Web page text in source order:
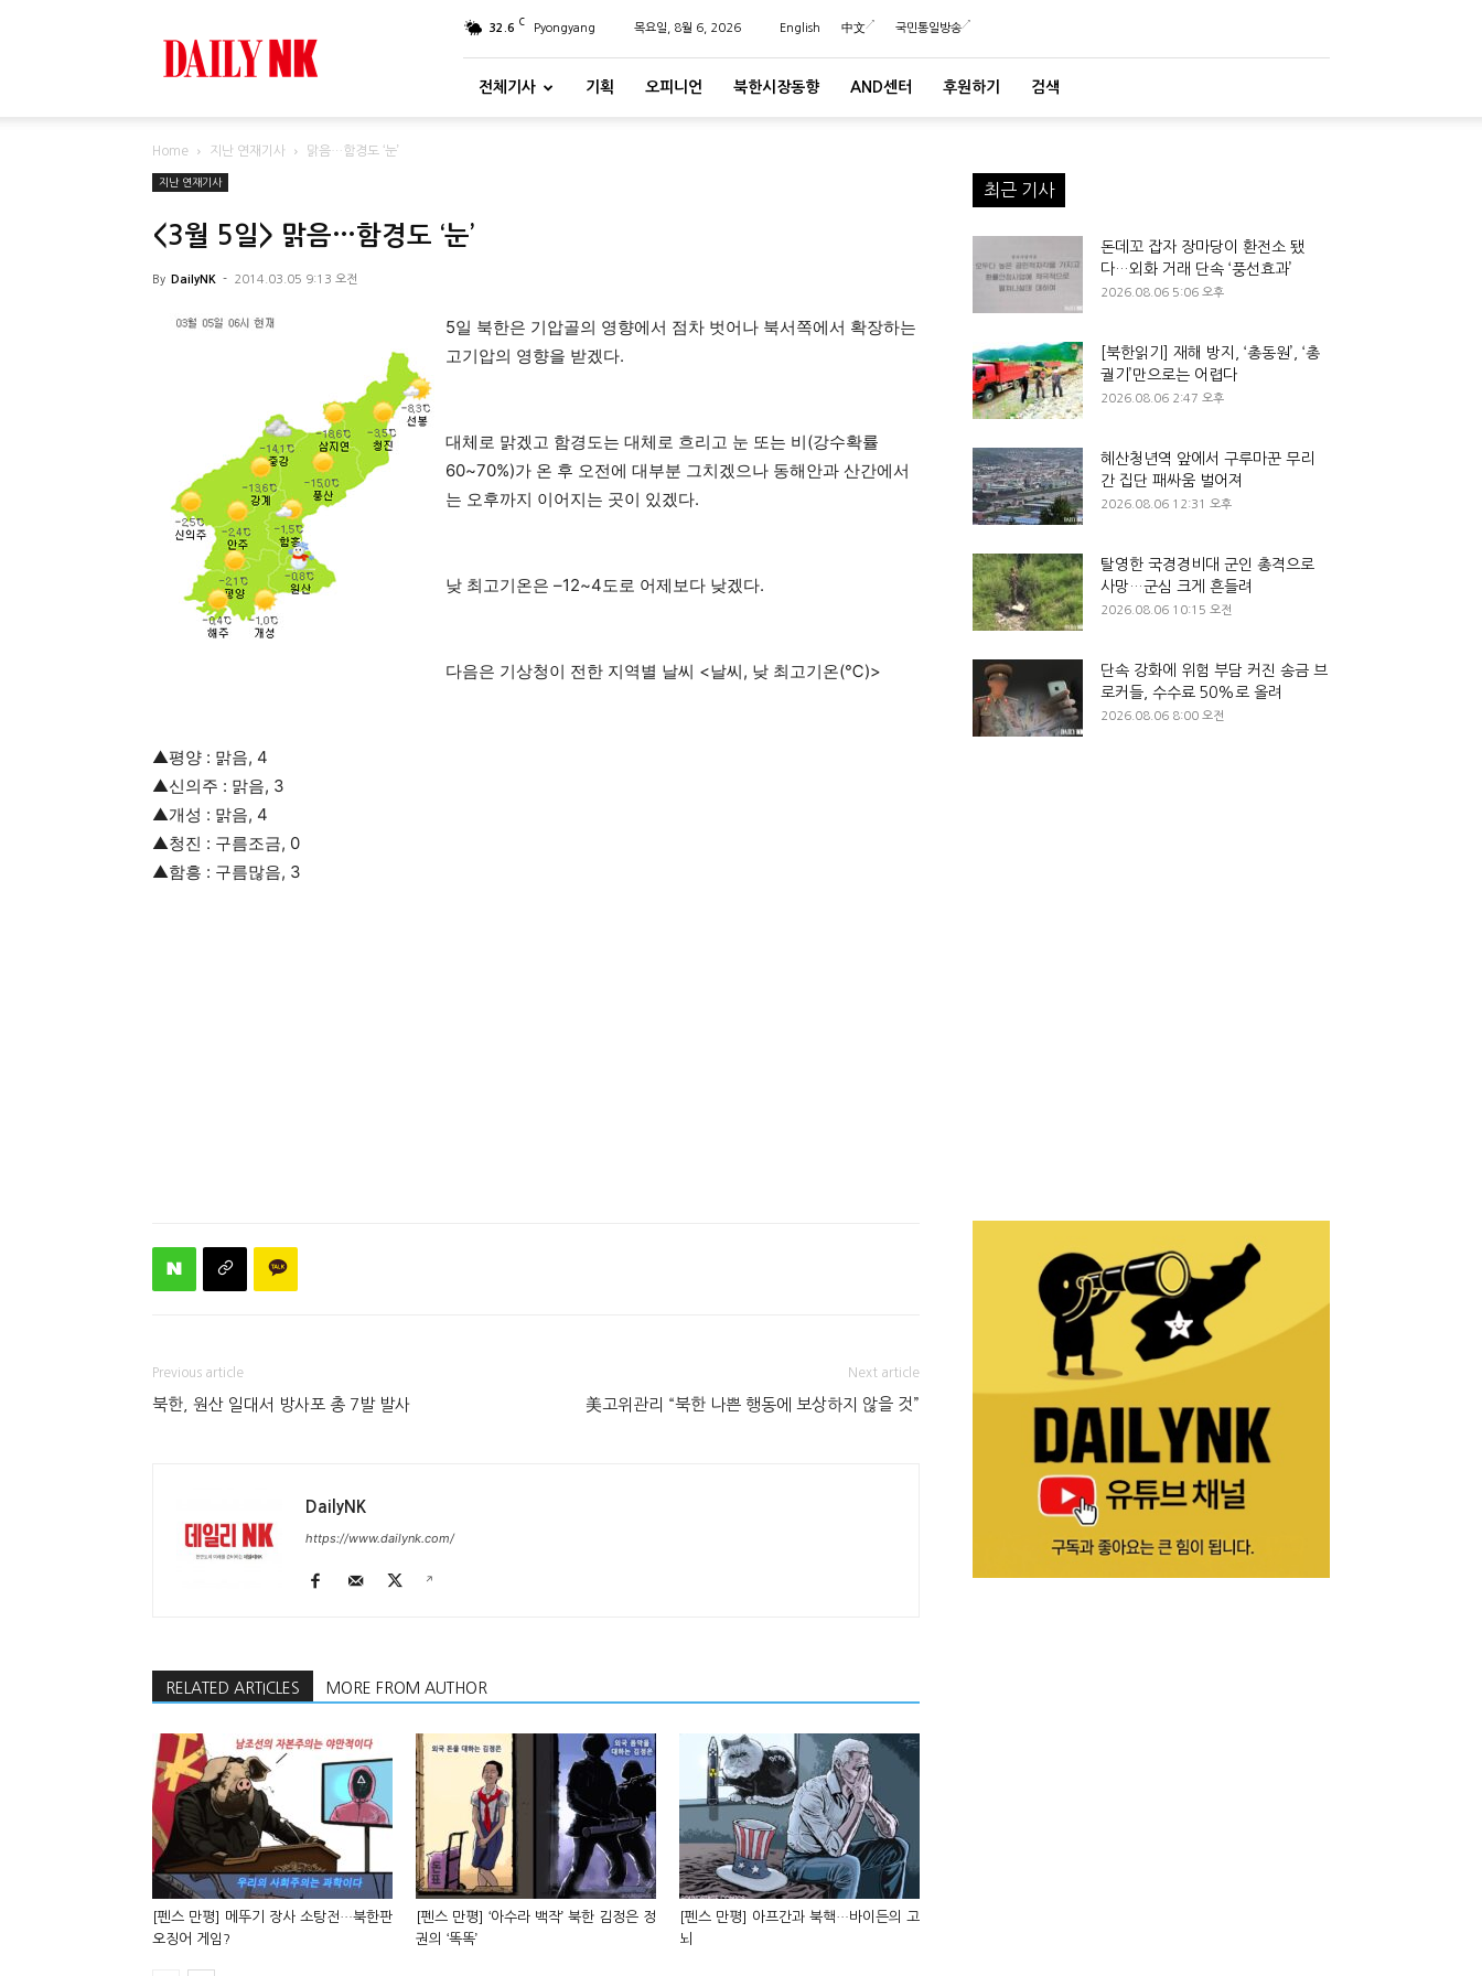
32.6 C Pyongyang 목요일, 8월 6, 2026 English 中文 국민통일방송
전체기사 기획 오피니언 북한시장동향 AND센터 후원하기 검색
Home 지난 연재기사 맑음…함경도 ‘눈’
지난 연재기사
<3월 5일> 맑음…함경도 ‘눈’
By DailyNK - 2014.03.05 9:13 오전
5일 북한은 기압골의 영향에서 점차 벗어나 북서쪽에서 확장하는
고기압의 영향을 받겠다.
대체로 맑겠고 함경도는 대체로 흐리고 눈 또는 비(강수확률
60~70%)가 온 후 오전에 대부분 그치겠으나 동해안과 산간에서
는 오후까지 이어지는 곳이 있겠다.
낮 최고기온은 –12~4도로 어제보다 낮겠다.
다음은 기상청이 전한 지역별 날씨 <날씨, 낮 최고기온(℃)>
▲평양 : 맑음, 4
▲신의주 : 맑음, 3
▲개성 : 맑음, 4
▲청진 : 구름조금, 0
▲함흥 : 구름많음, 3
Previous article
북한, 원산 일대서 방사포 총 7발 발사
Next article
美고위관리 “북한 나쁜 행동에 보상하지 않을 것”
DailyNK
https://www.dailynk.com/
RELATED ARTICLES MORE FROM AUTHOR
[펜스 만평] 메뚜기 장사 소탕전…북한판
오징어 게임?
[펜스 만평] ‘아수라 백작’ 북한 김정은 정
권의 ‘똑똑’
[펜스 만평] 아프간과 북핵…바이든의 고
뇌
최근 기사
돈데꼬 잡자 장마당이 환전소 됐
다…외화 거래 단속 ‘풍선효과’
2026.08.06 5:06 오후
[북한읽기] 재해 방지, ‘총동원’, ‘총
궐기’만으로는 어렵다
2026.08.06 2:47 오후
혜산청년역 앞에서 구루마꾼 무리
간 집단 패싸움 벌어져
2026.08.06 12:31 오후
탈영한 국경경비대 군인 총격으로
사망…군심 크게 흔들려
2026.08.06 10:15 오전
단속 강화에 위험 부담 커진 송금 브
로커들, 수수료 50%로 올려
2026.08.06 8:00 오전